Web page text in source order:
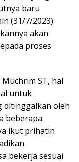
baru
(31/7/2023)
akan
proses
ST, hal
untuk
ditinggalkan oleh
beberapa
ikut prihatin
bekerja sesuai